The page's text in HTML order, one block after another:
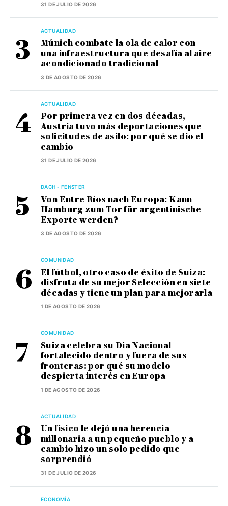
31 DE JULIO DE 2026
ACTUALIDAD
Múnich combate la ola de calor con
una infraestructura que desafía al aire
acondicionado tradicional
3 DE AGOSTO DE 2026
ACTUALIDAD
Por primera vez en dos décadas,
Austria tuvo más deportaciones que
solicitudes de asilo: por qué se dio el
cambio
31 DE JULIO DE 2026
DACH - FENSTER
Von Entre Ríos nach Europa: Kann
Hamburg zum Tor für argentinische
Exporte werden?
3 DE AGOSTO DE 2026
COMUNIDAD
El fútbol, otro caso de éxito de Suiza:
disfruta de su mejor Selección en siete
décadas y tiene un plan para mejorarla
1 DE AGOSTO DE 2026
COMUNIDAD
Suiza celebra su Día Nacional
fortalecido dentro y fuera de sus
fronteras: por qué su modelo
despierta interés en Europa
1 DE AGOSTO DE 2026
ACTUALIDAD
Un físico le dejó una herencia
millonaria a un pequeño pueblo y a
cambio hizo un solo pedido que
sorprendió
31 DE JULIO DE 2026
ECONOMÍA